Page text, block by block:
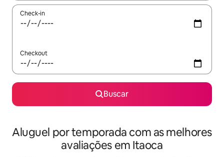
Check-in
Checkout
Buscar
Aluguel por temporada com as melhores
avaliações em Itaoca